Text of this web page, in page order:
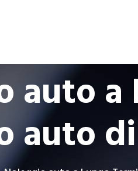
auto a
auto